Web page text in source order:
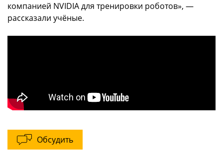
компанией NVIDIA для тренировки роботов», —
рассказали учёные.
Обсудить